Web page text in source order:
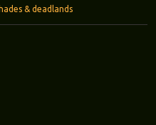
& deadlands